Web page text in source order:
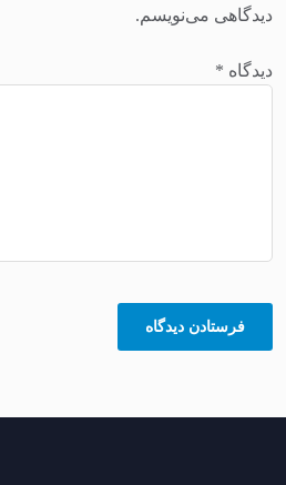
دیدگاهی می‌نویسم.
دیدگاه *